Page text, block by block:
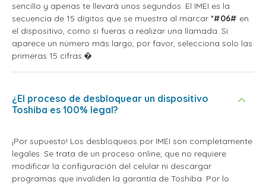
sencillo y apenas te llevará unos segundos. El IMEI es la
secuencia de 15 dígitos que se muestra al marcar *#06# en
el dispositivo, como si fueras a realizar una llamada. Si
aparece un número más largo, por favor, selecciona solo las
primeras 15 cifras.�
¿El proceso de desbloquear un dispositivo
Toshiba es 100% legal?
¡Por supuesto! Los desbloqueos por IMEI son completamente
legales. Se trata de un proceso online, que no requiere
modificar la configuración del celular ni descargar
programas que invaliden la garantía de Toshiba. Por lo